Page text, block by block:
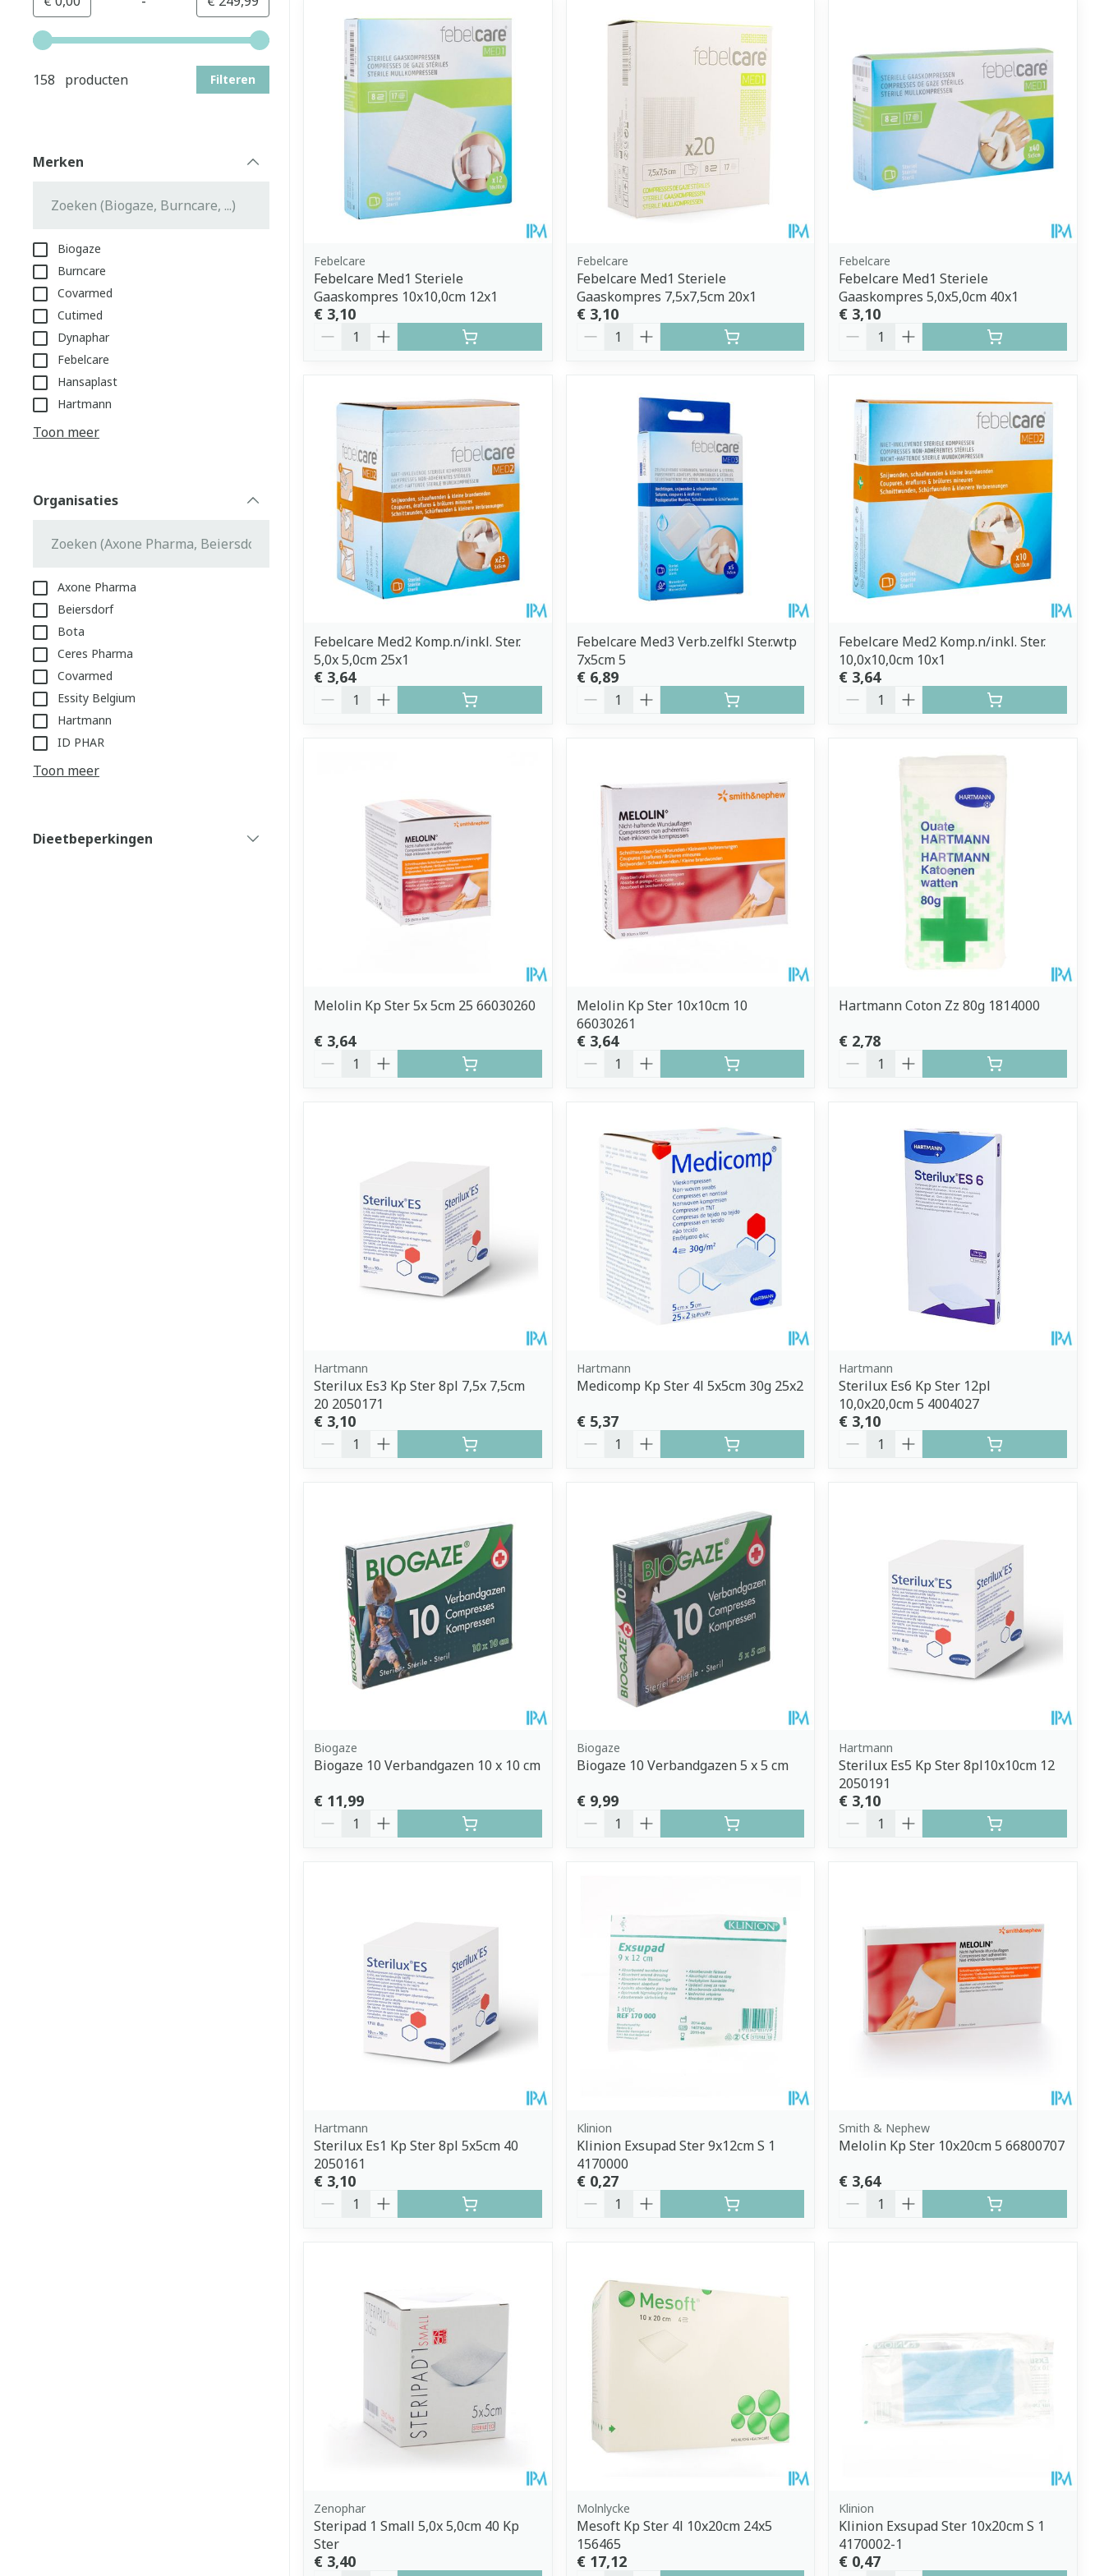
Gebruik de pijltjestoetsen links en rechts om de minimale en maximale prijswaarden aan te passen.
158 producten
Filteren
Merken
Biogaze
Burncare
Covarmed
Cutimed
Dynaphar
Febelcare
Hansaplast
Hartmann
Toon meer
Organisaties
Axone Pharma
Beiersdorf
Bota
Ceres Pharma
Covarmed
Essity Belgium
Hartmann
ID PHAR
Toon meer
Dieetbeperkingen
Febelcare
Febelcare Med1 Steriele
Gaaskompres 10x10,0cm 12x1
€ 3,10
Aantal
Febelcare
Febelcare Med1 Steriele
Gaaskompres 7,5x7,5cm 20x1
€ 3,10
Aantal
Febelcare
Febelcare Med1 Steriele
Gaaskompres 5,0x5,0cm 40x1
€ 3,10
Aantal
Febelcare Med2 Komp.n/inkl. Ster.
5,0x 5,0cm 25x1
€ 3,64
Aantal
Febelcare Med3 Verb.zelfkl Ster.wtp
7x5cm 5
€ 6,89
Aantal
Febelcare Med2 Komp.n/inkl. Ster.
10,0x10,0cm 10x1
€ 3,64
Aantal
Melolin Kp Ster 5x 5cm 25 66030260
€ 3,64
Aantal
Melolin Kp Ster 10x10cm 10
66030261
€ 3,64
Aantal
Hartmann Coton Zz 80g 1814000
€ 2,78
Aantal
Hartmann
Sterilux Es3 Kp Ster 8pl 7,5x 7,5cm
20 2050171
€ 3,10
Aantal
Hartmann
Medicomp Kp Ster 4l 5x5cm 30g 25x2
€ 5,37
Aantal
Hartmann
Sterilux Es6 Kp Ster 12pl
10,0x20,0cm 5 4004027
€ 3,10
Aantal
Biogaze
Biogaze 10 Verbandgazen 10 x 10 cm
€ 11,99
Aantal
Biogaze
Biogaze 10 Verbandgazen 5 x 5 cm
€ 9,99
Aantal
Hartmann
Sterilux Es5 Kp Ster 8pl10x10cm 12
2050191
€ 3,10
Aantal
Hartmann
Sterilux Es1 Kp Ster 8pl 5x5cm 40
2050161
€ 3,10
Aantal
Klinion
Klinion Exsupad Ster 9x12cm S 1
4170000
€ 0,27
Aantal
Smith & Nephew
Melolin Kp Ster 10x20cm 5 66800707
€ 3,64
Aantal
Zenophar
Steripad 1 Small 5,0x 5,0cm 40 Kp
Ster
€ 3,40
Molnlycke
Mesoft Kp Ster 4l 10x20cm 24x5
156465
€ 17,12
Klinion
Klinion Exsupad Ster 10x20cm S 1
4170002-1
€ 0,47